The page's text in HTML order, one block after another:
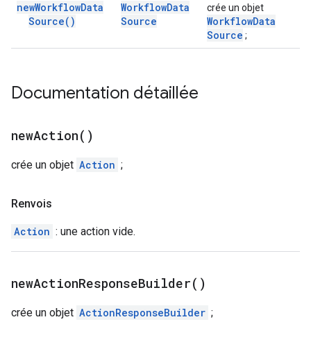
newWorkflowData
Source( )
WorkflowData
Source
crée un objet
WorkflowData
Source ;
Documentation détaillée
newAction( )
crée un objet Action ;
Renvois
Action : une action vide.
newActionResponseBuilder( )
crée un objet ActionResponseBuilder ;